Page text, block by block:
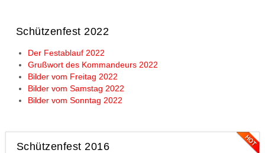
Schützenfest 2022
Der Festablauf 2022
Grußwort des Kommandeurs 2022
Bilder vom Freitag 2022
Bilder vom Samstag 2022
Bilder vom Sonntag 2022
Schützenfest 2016